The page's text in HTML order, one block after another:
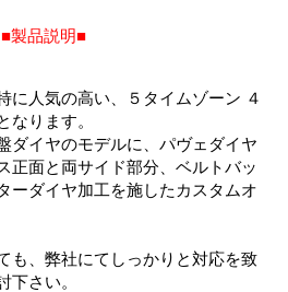
■製品説明■
に人気の高い、５タイムゾーン ４
なります。
ダイヤのモデルに、パヴェダイヤ
正面と両サイド部分、ベルトバッ
ーダイヤ加工を施したカスタムオ
も、弊社にてしっかりと対応を致
下さい。